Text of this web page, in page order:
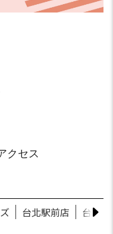
クセス
台北駅前店 台北